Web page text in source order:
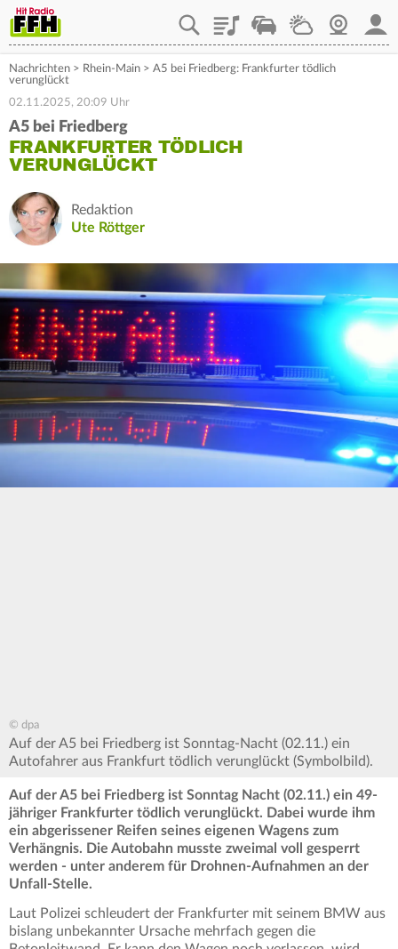
PlaylistStaupilotWetterWebcam
Nachrichten > Rhein-Main > A5 bei Friedberg: Frankfurter tödlich
verunglückt
02.11.2025, 20:09 Uhr
A5 bei Friedberg
FRANKFURTER TÖDLICH
VERUNGLÜCKT
Redaktion
Ute Röttger
© dpa
Auf der A5 bei Friedberg ist Sonntag-Nacht (02.11.) ein
Autofahrer aus Frankfurt tödlich verunglückt (Symbolbild).
Auf der A5 bei Friedberg ist Sonntag Nacht (02.11.) ein 49-
jähriger Frankfurter tödlich verunglückt. Dabei wurde ihm
ein abgerissener Reifen seines eigenen Wagens zum
Verhängnis. Die Autobahn musste zweimal voll gesperrt
werden - unter anderem für Drohnen-Aufnahmen an der
Unfall-Stelle.
Laut Polizei schleudert der Frankfurter mit seinem BMW aus
bislang unbekannter Ursache mehrfach gegen die